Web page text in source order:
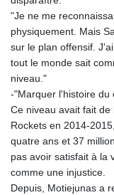
"Je ne me
physiquement. Mais
sur le plan offensif.
tout le monde sait
niveau."
-"Marquer l'histoire du
Ce niveau avait fait
Rockets en 2014-
quatre ans et 37
pas avoir satisfait à la
comme une injustice.
Depuis, Motiejunas a